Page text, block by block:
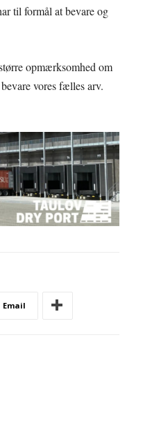
til formål at bevare og
opmærksomhed om
vores fælles arv.
Email